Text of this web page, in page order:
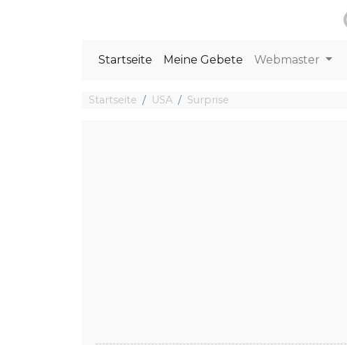
Startseite Meine Gebete Webmaster
Startseite USA Surprise